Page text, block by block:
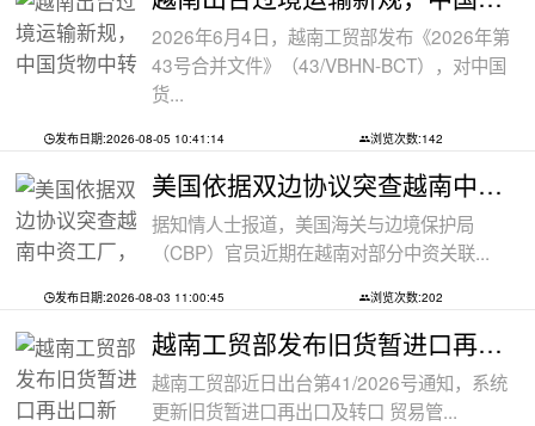
2026年6月4日，越南工贸部发布《2026年第
43号合并文件》（43/VBHN-BCT），对中国
货...
发布日期:2026-08-05 10:41:14 浏览次数:142
美国依据双边协议突查越南中资工厂，三
据知情人士报道，美国海关与边境保护局
（CBP）官员近期在越南对部分中资关联...
发布日期:2026-08-03 11:00:45 浏览次数:202
越南工贸部发布旧货暂进口再出口新规：
越南工贸部近日出台第41/2026号通知，系统
更新旧货暂进口再出口及转口 贸易管...